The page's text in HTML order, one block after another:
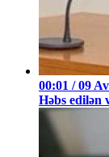
00:01 / 09
Həbs edilən